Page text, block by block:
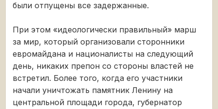
были отпущены все задержанные.
При этом «идеологически правильный» марш
за мир, который организовали сторонники
евромайдана и националисты на следующий
день, никаких препон со стороны властей не
встретил. Более того, когда его участники
начали уничтожать памятник Ленину на
центральной площади города, губернатор